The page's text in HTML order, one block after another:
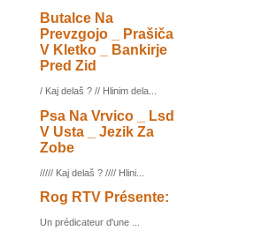
Butalce Na
Prevzgojo _ Prašiča
V Kletko _ Bankirje
Pred Zid
/ Kaj delaš ? // Hlinim dela...
Psa Na Vrvico _ Lsd
V Usta _ Jezik Za
Zobe
///// Kaj delaš ? //// Hlini...
Rog RTV Présente:
Un prédicateur d'une ...